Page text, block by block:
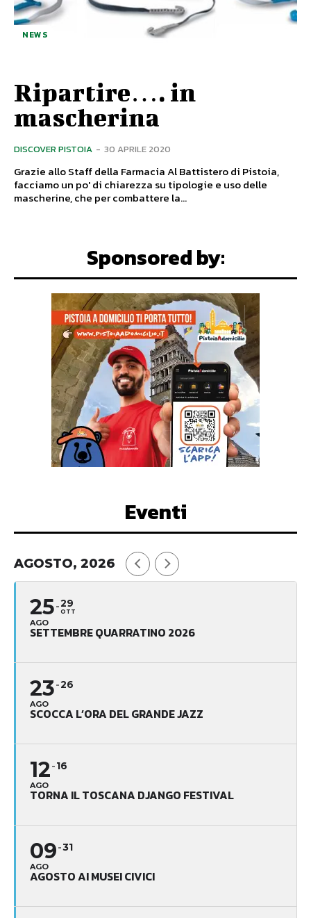
NEWS
Ripartire…. in
mascherina
DISCOVER PISTOIA - 30 APRILE 2020
Grazie allo Staff della Farmacia Al Battistero di Pistoia,
facciamo un po' di chiarezza su tipologie e uso delle
mascherine, che per combattere la...
Sponsored by:
Eventi
AGOSTO, 2026
25
AGO
29
OTT
SETTEMBRE QUARRATINO 2026
23
AGO
26
SCOCCA L’ORA DEL GRANDE JAZZ
12
AGO
16
TORNA IL TOSCANA DJANGO FESTIVAL
09
AGO
31
AGOSTO AI MUSEI CIVICI